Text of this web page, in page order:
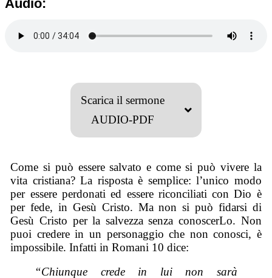
Audio:
Scarica il sermone
AUDIO-PDF
Come si può essere salvato e come si può vivere la
vita cristiana? La risposta è semplice: l’unico modo
per essere perdonati ed essere riconciliati con Dio è
per fede, in Gesù Cristo. Ma non si può fidarsi di
Gesù Cristo per la salvezza senza conoscerLo. Non
puoi credere in un personaggio che non conosci, è
impossibile. Infatti in Romani 10 dice:
“Chiunque crede in lui non sarà